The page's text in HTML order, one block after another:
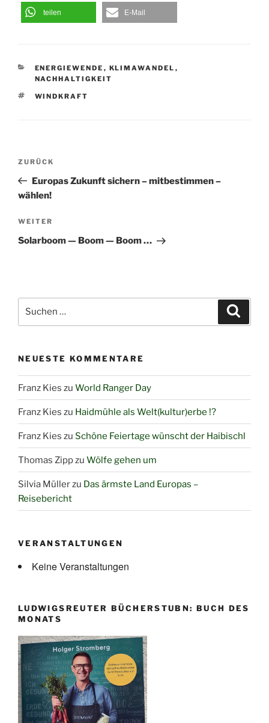
teilen E-Mail
KATEGORIEN
ENERGIEWENDE , KLIMAWANDEL ,
NACHHALTIGKEIT
SCHLAGWÖRTER
WINDKRAFT
Beitragsnavigation
Vorheriger
Beitrag
ZURÜCK
Europas Zukunft sichern – mitbestimmen –
wählen!
Nächster
Beitrag
WEITER
Solarboom — Boom — Boom …
nach:
NEUESTE KOMMENTARE
Franz Kies zu World Ranger Day
Franz Kies zu Haidmühle als Welt(kultur)erbe !?
Franz Kies zu Schöne Feiertage wünscht der Haibischl
Thomas Zippzu Wölfe gehen um
Silvia Müllerzu Das ärmste Land Europas –
Reisebericht
VERANSTALTUNGEN
Keine Veranstaltungen
LUDWIGSREUTER BÜCHERSTUBN: BUCH DES
MONATS